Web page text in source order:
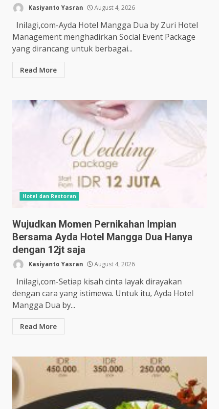
Kasiyanto Yasran August 4, 2026
Inilagi,com-Ayda Hotel Mangga Dua by Zuri Hotel
Management menghadirkan Social Event Package
yang dirancang untuk berbagai...
Read More
Hotel dan Restoran
Wujudkan Momen Pernikahan Impian
Bersama Ayda Hotel Mangga Dua Hanya
dengan 12jt saja
Kasiyanto Yasran August 4, 2026
Inilagi,com-Setiap kisah cinta layak dirayakan
dengan cara yang istimewa. Untuk itu, Ayda Hotel
Mangga Dua by...
Read More